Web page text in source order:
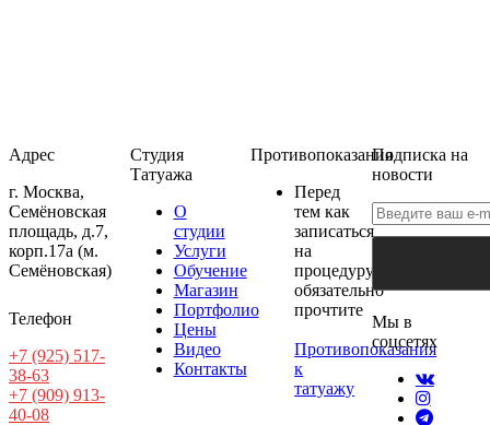
Адрес
г. Москва,
Семёновская
площадь, д.7,
корп.17а (м.
Семёновская)
Телефон
+7 (925) 517-
38-63
+7 (909) 913-
40-08
Студия
Татуажа
О
студии
Услуги
Обучение
Магазин
Портфолио
Цены
Видео
Контакты
Противопоказания
Перед
тем как
записаться
на
процедуру
обязательно
прочтите
Противопоказания
к
татуажу
Подписка на
новости
Мы в
соцсетях